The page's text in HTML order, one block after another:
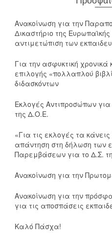
Ανακοίνωση για την
Δικαστήριο της
αντιμετώπιση των
Για την ασφυκτική χρονικά
επιλογής «πολλαπλού
διδασκόντων
Εκλογές Αντιπροσώπων για
της Δ.Ο.Ε.
«Για τις εκλογές τα
απάντηση στη δήλωση των
Παρεμβάσεων για το Δ.Σ.
Ανακοίνωση για την
Ανακοίνωση για την
για τις αποσπάσεις
Καλό Πάσχα!